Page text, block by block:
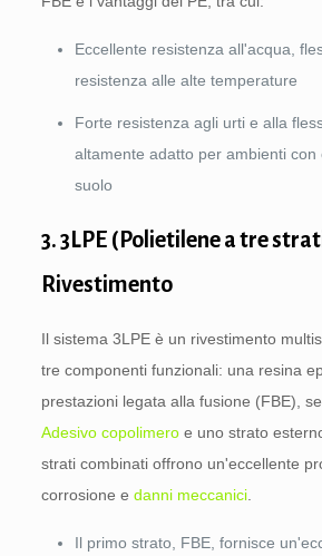
Eccellente resistenza all'acqua,
resistenza alle alte temperature
Forte resistenza agli urti e alla
altamente adatto per ambienti con
suolo
3. 3LPE (Polietilene a tre
Rivestimento
Il sistema 3LPE è un rivestimento
tre componenti funzionali: una resina
prestazioni legata alla fusione (FBE),
Adesivo copolimeroe uno strato
strati combinati offrono un'eccellente
corrosione e danni meccanici.
Il primo strato, FBE, fornisce